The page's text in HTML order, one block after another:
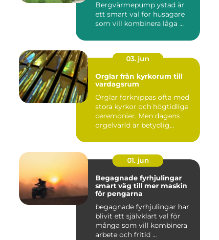
Bergvärmepump ystad är
ett smart val för husägare
som vill kombinera låga ...
03. jun
Orglar från kyrkorum till
vardagsrum
Orglar förknippas ofta med
stora kyrkor och högtidliga
ceremonier. Men dagens
orgelvärld är betydlig...
01. jun
Begagnade fyrhjulingar
smart väg till mer maskin
för pengarna
begagnade fyrhjulingar har
blivit ett självklart val för
många som vill kombinera
arbete och fritid ...